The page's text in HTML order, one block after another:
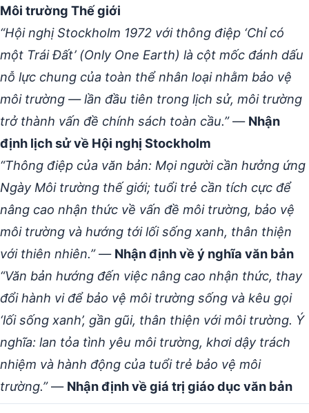
Môi trường Thế giới
“Hội nghị Stockholm 1972 với thông điệp ‘Chỉ có
một Trái Đất’ (Only One Earth) là cột mốc đánh dấu
nỗ lực chung của toàn thể nhân loại nhằm bảo vệ
môi trường — lần đầu tiên trong lịch sử, môi trường
trở thành vấn đề chính sách toàn cầu.”— Nhận
định lịch sử về Hội nghị Stockholm
“Thông điệp của văn bản: Mọi người cần hưởng ứng
Ngày Môi trường thế giới; tuổi trẻ cần tích cực để
nâng cao nhận thức về vấn đề môi trường, bảo vệ
môi trường và hướng tới lối sống xanh, thân thiện
với thiên nhiên.”— Nhận định về ý nghĩa văn bản
“Văn bản hướng đến việc nâng cao nhận thức, thay
đổi hành vi để bảo vệ môi trường sống và kêu gọi
‘lối sống xanh’, gần gũi, thân thiện với môi trường. Ý
nghĩa: lan tỏa tình yêu môi trường, khơi dậy trách
nhiệm và hành động của tuổi trẻ bảo vệ môi
trường.”— Nhận định về giá trị giáo dục văn bản